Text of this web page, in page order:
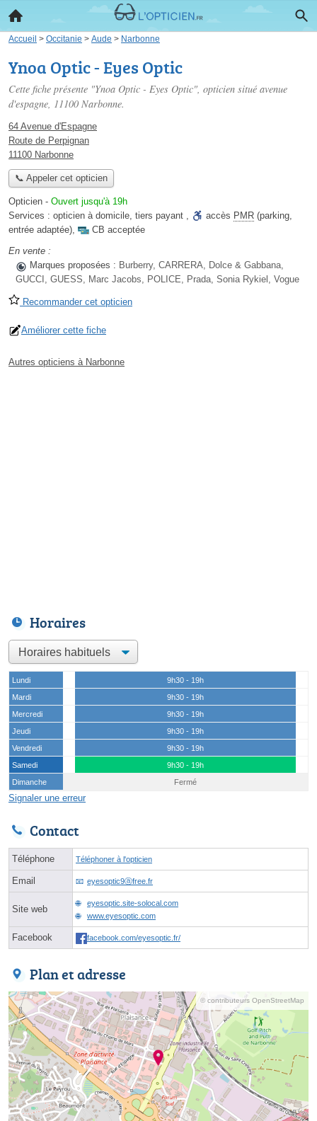
Accueil > Occitanie > Aude > Narbonne
Ynoa Optic - Eyes Optic
Cette fiche présente "Ynoa Optic - Eyes Optic", opticien situé avenue
d'espagne, 11100 Narbonne.
64 Avenue d'Espagne
Route de Perpignan
11100 Narbonne
📞 Appeler cet opticien
Opticien - Ouvert jusqu'à 19h
Services : opticien à domicile, tiers payant , accès PMR (parking,
entrée adaptée),
CB acceptée
En vente :
Marques proposées : Burberry, CARRERA, Dolce & Gabbana,
GUCCI, GUESS, Marc Jacobs, POLICE, Prada, Sonia Rykiel, Vogue
Recommander cet opticien
Améliorer cette fiche
Autres opticiens à Narbonne
Horaires
Lundi
9h30 - 19h
Mardi
9h30 - 19h
Mercredi
9h30 - 19h
Jeudi
9h30 - 19h
Vendredi
9h30 - 19h
Samedi
9h30 - 19h
Dimanche
Fermé
Signaler une erreur
Contact
Téléphone Téléphoner à l'opticien
Email eyesoptic9ⓐfree.fr
Site web
eyesoptic.site-solocal.com
www.eyesoptic.com
Facebook facebook.com/eyesoptic.fr/
Plan et adresse
© contributeurs OpenStreetMap